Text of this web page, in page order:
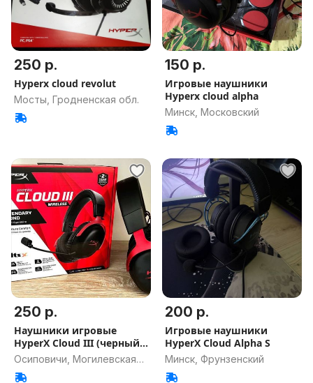
250 р.
Hyperx cloud revolut
Мосты, Гродненская обл.
150 р.
Игровые наушники
Hyperx cloud alpha
Минск, Московский
250 р.
Наушники игровые
HyperX Cloud III (черный/
красный)
Осиповичи, Могилевская
обл.
200 р.
Игровые наушники
HyperX Cloud Alpha S
Минск, Фрунзенский